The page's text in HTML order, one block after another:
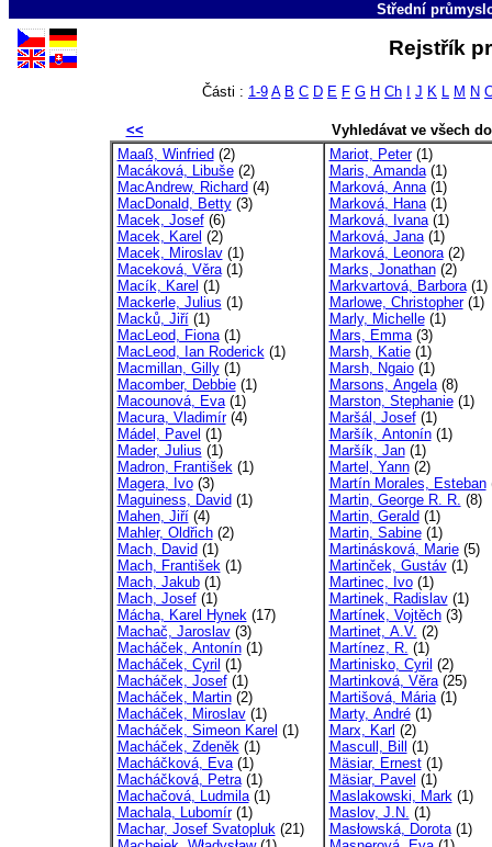
Střední
Rejstřík
Části : 1-9 A B C D E F G H Ch J K L M N
<<
Vyhledávat ve všech
Maaß, Winfried (2)
Macáková, Libuše(2)
MacAndrew, Richard (4)
MacDonald, Betty(3)
Macek, Josef(6)
Macek, Karel (2)
Macek, Miroslav(1)
Maceková, Věra(1)
Macík, Karel (1)
Mackerle, Julius (1)
Macků, Jiří(1)
MacLeod, Fiona(1)
MacLeod, Ian Roderick(1)
Macmillan, Gilly(1)
Macomber, Debbie(1)
Macounová, Eva(1)
Macura, Vladimír(4)
Mádel, Pavel (1)
Mader, Julius (1)
Madron, František(1)
Magera, Ivo(3)
Maguiness, David (1)
Mahen, Jiří(4)
Mahler, Oldřich(2)
Mach, David (1)
Mach, František(1)
Mach, Jakub(1)
Mach, Josef(1)
Mácha, Karel Hynek(17)
Machač, Jaroslav(3)
Macháček, Antonín(1)
Macháček, Cyril (1)
Macháček, Josef(1)
Macháček, Martin(2)
Macháček, Miroslav(1)
Macháček, Simeon Karel (1)
Macháček, Zdeněk(1)
Macháčková, Eva(1)
Macháčková, Petra(1)
Machačová, Ludmila(1)
Machala, Lubomír(1)
Machar, Josef Svatopluk(21)
Mariot, Peter(1)
Maris, Amanda(1)
Marková, Anna(1)
Marková, Hana(1)
Marková, Ivana(1)
Marková, Jana(1)
Marková, Leonora(2)
Marks, Jonathan(2)
Markvartová, Barbora(1)
Marlowe, Christopher(1)
Marly, Michelle(1)
Mars, Emma(3)
Marsh, Katie(1)
Marsh, Ngaio(1)
Marsons, Angela(8)
Marston, Stephanie(1)
Maršál, Josef(1)
Maršík, Antonín(1)
Maršík, Jan(1)
Martel, Yann(2)
Martín Morales, Esteban
Martin, George R. R. (8)
Martin, Gerald (1)
Martin, Sabine(1)
Martinásková, Marie(5)
Martinček, Gustáv(1)
Martinec, Ivo(1)
Martinek, Radislav(1)
Martínek, Vojtěch(3)
Martinet, A.V. (2)
Martínez, R. (1)
Martinisko, Cyril (2)
Martinková, Věra(25)
Martišová, Mária(1)
Marty, André(1)
Marx, Karl (2)
Mascull, Bill
(1)
Mäsiar, Ernest(1)
Mäsiar, Pavel (1)
Maslakowski, Mark(1)
Maslov, J.N. (1)
Masłowská, Dorota(1)